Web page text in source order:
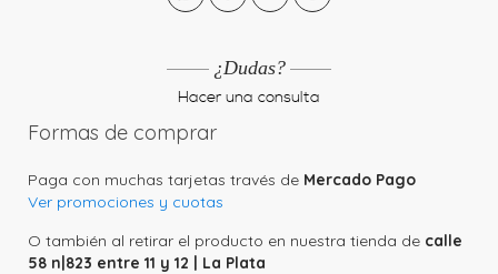
¿Dudas?
Hacer una consulta
Formas de comprar
Paga con muchas tarjetas través de Mercado Pago
Ver promociones y cuotas
O también al retirar el producto en nuestra tienda de calle
58 n|823 entre 11 y 12 | La Plata